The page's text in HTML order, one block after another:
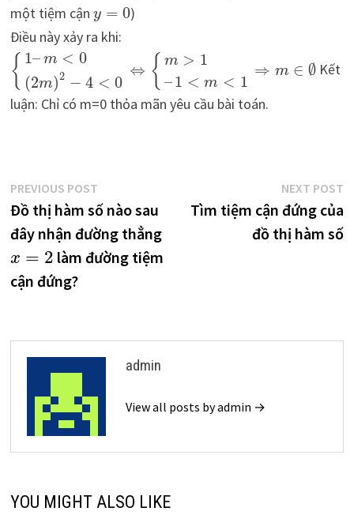
một tiệm cận y = 0)
Điều này xảy ra khi:
{ 1– m < 0
(2m)2 − 4 < 0
⇔ { m > 1
–1 < m < 1
⇒ m ∈ ∅ Kết
luận: Chỉ có m=0 thỏa mãn yêu cầu bài toán.
Điều
hướng
bài
viết
PREVIOUS POSTPrevious
post:
Đồ thị hàm số nào sau
đây nhận đường thẳng
x = 2 làm đường tiệm
cận đứng?
NEXT POST
Tìm tiệm cận đứng của
đồ thị hàm số
admin
View all posts by admin →
YOU MIGHT ALSO LIKE